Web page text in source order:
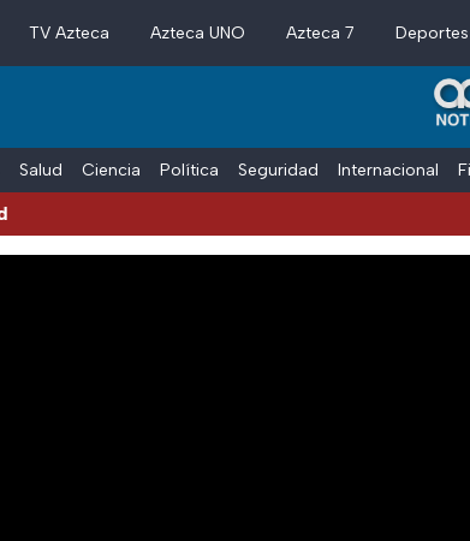
TV Azteca Azteca UNO Azteca 7 Deportes
Salud Ciencia Política Seguridad Internacional